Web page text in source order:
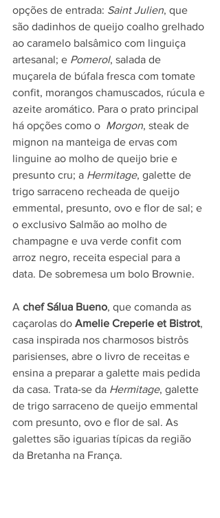
opções de entrada: Saint Julien, que
são dadinhos de queijo coalho grelhado
ao caramelo balsâmico com linguiça
artesanal; e Pomerol, salada de
muçarela de búfala fresca com tomate
confit, morangos chamuscados, rúcula e
azeite aromático. Para o prato principal
há opções como o Morgon, steak de
mignon na manteiga de ervas com
linguine ao molho de queijo brie e
presunto cru; a Hermitage, galette de
trigo sarraceno recheada de queijo
emmental, presunto, ovo e flor de sal; e
o exclusivo Salmão ao molho de
champagne e uva verde confit com
arroz negro, receita especial para a
data. De sobremesa um bolo Brownie.
A chef Sálua Bueno, que comanda as
caçarolas do Amelie Creperie et Bistrot,
casa inspirada nos charmosos bistrôs
parisienses, abre o livro de receitas e
ensina a preparar a galette mais pedida
da casa. Trata-se da Hermitage, galette
de trigo sarraceno de queijo emmental
com presunto, ovo e flor de sal. As
galettes são iguarias típicas da região
da Bretanha na França.